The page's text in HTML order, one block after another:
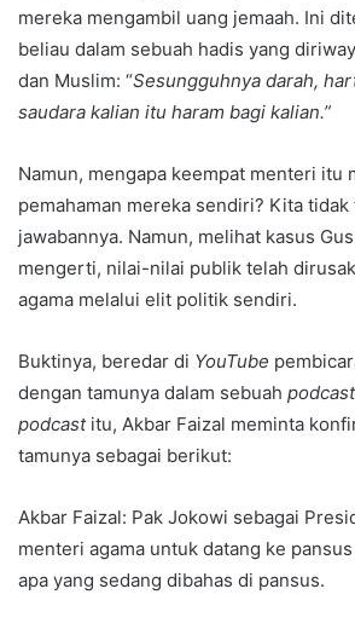
mereka mengambil uang jemaah. Ini
beliau dalam sebuah hadis yang
dan Muslim: “Sesungguhnya darah,
saudara kalian itu haram bagi kalian.”
Namun, mengapa keempat menteri itu
pemahaman mereka sendiri? Kita
jawabannya. Namun, melihat kasus
mengerti, nilai-nilai publik telah
agama melalui elit politik sendiri.
Buktinya, beredar di YouTube
dengan tamunya dalam sebuah podcast
podcastitu, Akbar Faizal meminta
tamunya sebagai berikut:
Akbar Faizal: Pak Jokowi sebagai
menteri agama untuk datang ke
apa yang sedang dibahas di pansus.